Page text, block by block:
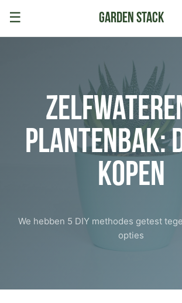
☰
Plantenbak:
Kopen
We hebben 5 DIY methodes getest
opties